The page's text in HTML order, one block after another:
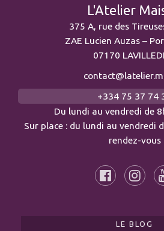
L'Atelier
375 A, rue des
ZAE Lucien Auzas –
07170
+334 75 37 74
Du lundi au vendredi de
Sur place : du lundi au vendredi
rendez-vous
LE BLOG